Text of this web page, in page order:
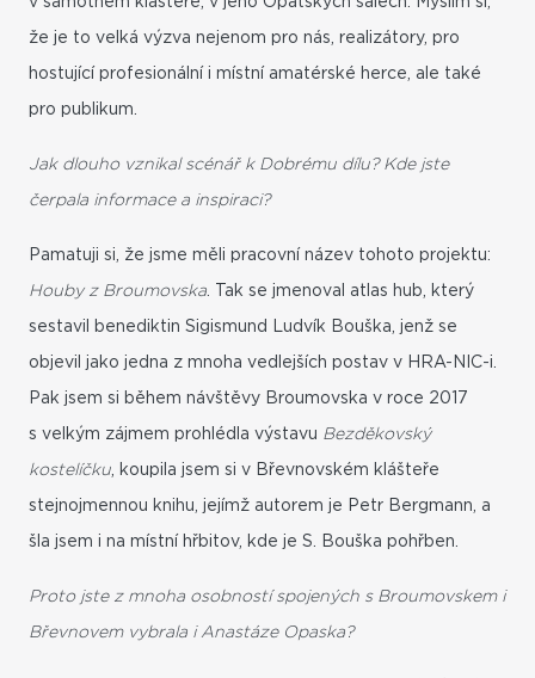
že je to velká výzva nejenom pro nás, realizátory, pro
hostující profesionální i místní amatérské herce, ale také
pro publikum.
Jak dlouho vznikal scénář k Dobrému dílu? Kde jste
čerpala informace a inspiraci?
Pamatuji si, že jsme měli pracovní název tohoto projektu:
Houby z Broumovska. Tak se jmenoval atlas hub, který
sestavil benediktin Sigismund Ludvík Bouška, jenž se
objevil jako jedna z mnoha vedlejších postav v HRA-NIC-i.
Pak jsem si během návštěvy Broumovska v roce 2017
s velkým zájmem prohlédla výstavu Bezděkovský
kostelíčku, koupila jsem si v Břevnovském klášteře
stejnojmennou knihu, jejímž autorem je Petr Bergmann, a
šla jsem i na místní hřbitov, kde je S. Bouška pohřben.
Proto jste z mnoha osobností spojených s Broumovskem i
Břevnovem vybrala i Anastáze Opaska?